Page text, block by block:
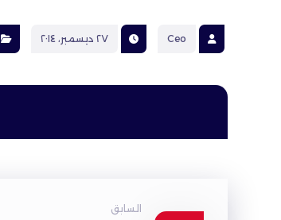
Ceo ٢٧ ديسمبر، ٢٠١٤
السابق